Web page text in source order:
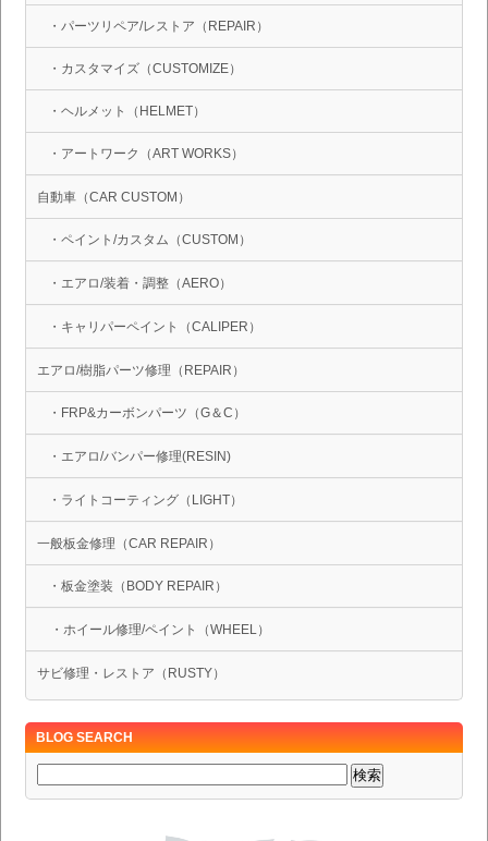
・パーツリペア/レストア（REPAIR）
・カスタマイズ（CUSTOMIZE）
・ヘルメット（HELMET）
・アートワーク（ART WORKS）
自動車（CAR CUSTOM）
・ペイント/カスタム（CUSTOM）
・エアロ/装着・調整（AERO）
・キャリパーペイント（CALIPER）
エアロ/樹脂パーツ修理（REPAIR）
・FRP&カーボンパーツ（G＆C）
・エアロ/バンパー修理(RESIN)
・ライトコーティング（LIGHT）
一般板金修理（CAR REPAIR）
・板金塗装（BODY REPAIR）
・ホイール修理/ペイント（WHEEL）
サビ修理・レストア（RUSTY）
BLOG SEARCH